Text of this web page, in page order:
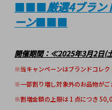
■■■厳選4ブラン
ーン■■■
開催期間：≪2025年3月2日(
※当キャンペーンはブランドコレク
※一部割り増し対象外のお品物がご
※割増金額の上限は 1 点につき